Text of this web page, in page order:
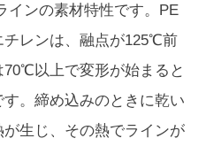
インの素材特性です。PE
チレンは、融点が125℃前
以上で変形が始まると
す。締め込みのときに乾い
生じ、その熱でラインが